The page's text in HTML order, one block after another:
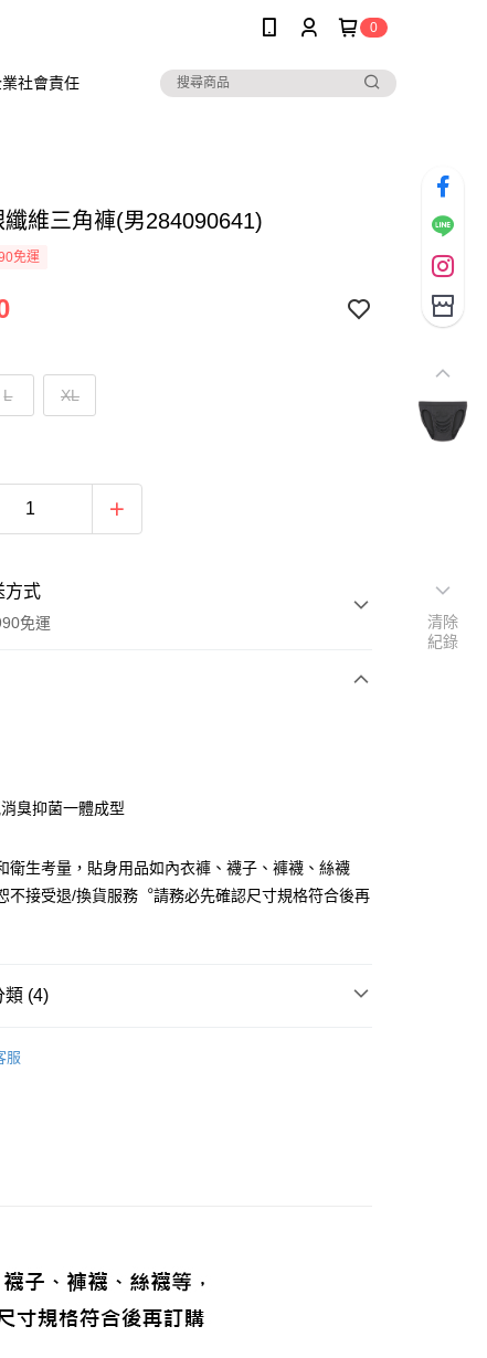
0
社會責任
維三角褲(男284090641)
免運
L XL
方式
免運
款
臭抑菌一體成型
衛生考量，貼身用品如內衣褲、襪子、褲襪、絲襪
不接受退/換貨服務︒請務必先確認尺寸規格符合後再
類 (4)
服
清除
紀錄